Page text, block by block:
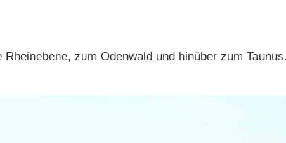
zum Odenwald und hinüber zum